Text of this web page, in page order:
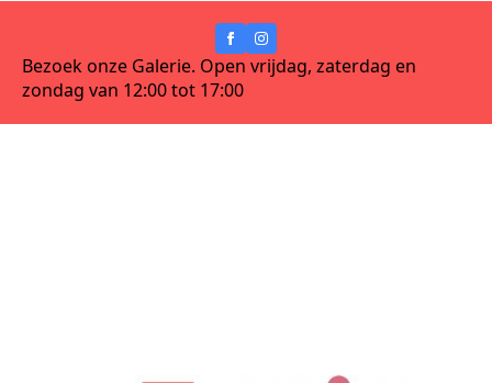
Bezoek onze Galerie. Open vrijdag, zaterdag en
zondag van 12:00 tot 17:00